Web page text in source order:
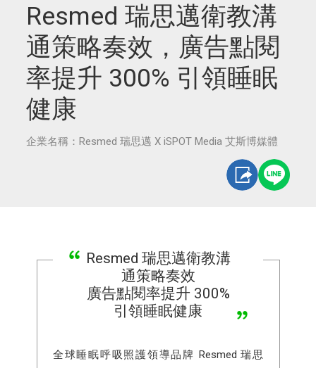
Resmed 瑞思邁衛教溝
通策略奏效，廣告點閱
率提升 300% 引領睡眠
健康
企業名稱：Resmed 瑞思邁 X iSPOT Media 艾斯博媒體
Resmed 瑞思邁衛教溝
通策略奏效
廣告點閱率提升 300%
引領睡眠健康
全球睡眠呼吸照護領導品牌 Resmed 瑞思